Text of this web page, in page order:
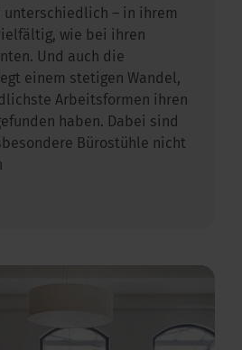
unterschiedlich – in ihrem
wie bei ihren
Und auch die
einem stetigen Wandel,
Arbeitsformen ihren
haben. Dabei sind
Bürostühle nicht